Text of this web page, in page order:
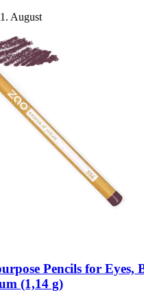
August
Pencils for Eyes,
(1,14 g)